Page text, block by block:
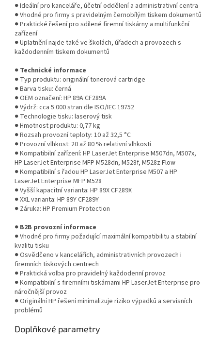
● Ideální pro kanceláře, účetní oddělení a administrativní centra
● Vhodné pro firmy s pravidelným černobílým tiskem dokumentů
● Praktické řešení pro sdílené firemní tiskárny a multifunkční
zařízení
● Uplatnění najde také ve školách, úřadech a provozech s
každodenním tiskem dokumentů
● Technické informace
● Typ produktu: originální tonerová cartridge
● Barva tisku: černá
● OEM označení: HP 89A CF289A
● Výdrž: cca 5 000 stran dle ISO/IEC 19752
● Technologie tisku: laserový tisk
● Hmotnost produktu: 0,77 kg
● Rozsah provozní teploty: 10 až 32,5 °C
● Provozní vlhkost: 20 až 80 % relativní vlhkosti
● Kompatibilní zařízení: HP LaserJet Enterprise M507dn, M507x,
HP LaserJet Enterprise MFP M528dn, M528f, M528z Flow
● Kompatibilní s řadou HP LaserJet Enterprise M507 a HP
LaserJet Enterprise MFP M528
● Vyšší kapacitní varianta: HP 89X CF289X
● XXL varianta: HP 89Y CF289Y
● Záruka: HP Premium Protection
● B2B provozní informace
● Vhodné pro firmy požadující maximální kompatibilitu a stabilní
kvalitu tisku
● Osvědčeno v kancelářích, administrativních provozech i
firemních tiskových centrech
● Praktická volba pro pravidelný každodenní provoz
● Kompatibilní s firemními tiskárnami HP LaserJet Enterprise pro
náročnější provoz
● Originální HP řešení minimalizuje riziko výpadků a servisních
problémů
Doplňkové parametry